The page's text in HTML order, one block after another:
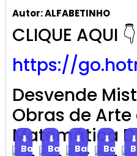
Autor: ALFABETINHO
CLIQUE AQUI 👇
https://
Desvende
Obras de
Matemática
⬇
Baixar
⬇
Baixar
⬇
Baixar
⬇
Baixar
⬇